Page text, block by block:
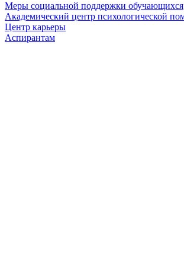
Меры социальной поддержки обучающихся
Академический центр психологической
Центр карьеры
Аспирантам